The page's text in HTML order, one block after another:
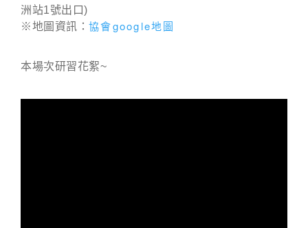
洲站1號出口)
※地圖資訊： 協會google地圖
本場次研習花絮~